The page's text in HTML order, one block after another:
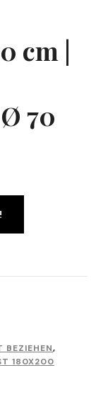
cm |
70
BEZIEHEN,
180X200